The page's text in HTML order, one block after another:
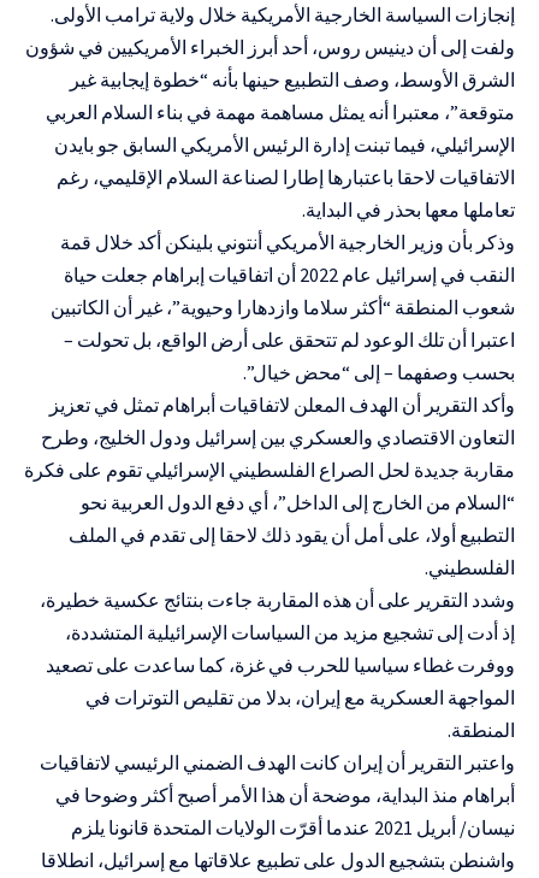
إنجازات السياسة الخارجية الأمريكية خلال ولاية ترامب الأولى.
ولفت إلى أن دينيس روس، أحد أبرز الخبراء الأمريكيين في شؤون
الشرق الأوسط، وصف التطبيع حينها بأنه “خطوة إيجابية غير
متوقعة”، معتبرا أنه يمثل مساهمة مهمة في بناء السلام العربي
الإسرائيلي، فيما تبنت إدارة الرئيس الأمريكي السابق جو بايدن
الاتفاقيات لاحقا باعتبارها إطارا لصناعة السلام الإقليمي، رغم
تعاملها معها بحذر في البداية.
وذكر بأن وزير الخارجية الأمريكي أنتوني بلينكن أكد خلال قمة
النقب في إسرائيل عام 2022 أن اتفاقيات إبراهام جعلت حياة
شعوب المنطقة “أكثر سلاما وازدهارا وحيوية”، غير أن الكاتبين
اعتبرا أن تلك الوعود لم تتحقق على أرض الواقع، بل تحولت –
بحسب وصفهما – إلى “محض خيال”.
وأكد التقرير أن الهدف المعلن لاتفاقيات أبراهام تمثل في تعزيز
التعاون الاقتصادي والعسكري بين إسرائيل ودول الخليج، وطرح
مقاربة جديدة لحل الصراع الفلسطيني الإسرائيلي تقوم على فكرة
“السلام من الخارج إلى الداخل”، أي دفع الدول العربية نحو
التطبيع أولا، على أمل أن يقود ذلك لاحقا إلى تقدم في الملف
الفلسطيني.
وشدد التقرير على أن هذه المقاربة جاءت بنتائج عكسية خطيرة،
إذ أدت إلى تشجيع مزيد من السياسات الإسرائيلية المتشددة،
ووفرت غطاء سياسيا للحرب في غزة، كما ساعدت على تصعيد
المواجهة العسكرية مع إيران، بدلا من تقليص التوترات في
المنطقة.
واعتبر التقرير أن إيران كانت الهدف الضمني الرئيسي لاتفاقيات
أبراهام منذ البداية، موضحة أن هذا الأمر أصبح أكثر وضوحا في
نيسان/ أبريل 2021 عندما أقرّت الولايات المتحدة قانونا يلزم
واشنطن بتشجيع الدول على تطبيع علاقاتها مع إسرائيل، انطلاقا